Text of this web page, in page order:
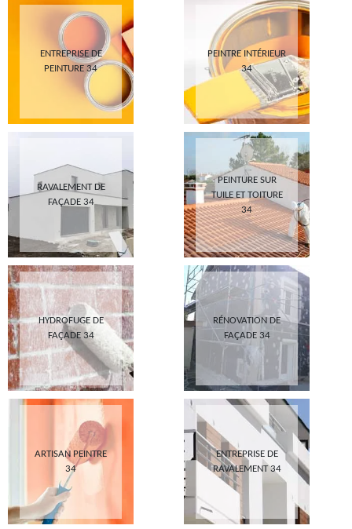
ENTREPRISE DE
PEINTURE 34
PEINTRE INTÉRIEUR
34
RAVALEMENT DE
FAÇADE 34
PEINTURE SUR
TUILE ET TOITURE
34
HYDROFUGE DE
FAÇADE 34
RÉNOVATION DE
FAÇADE 34
ARTISAN PEINTRE
34
ENTREPRISE DE
RAVALEMENT 34